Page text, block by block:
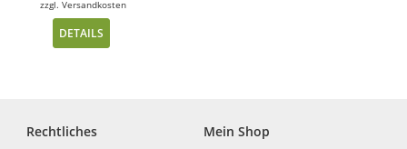
zzgl.Versandkosten
DETAILS
Rechtliches Mein Shop